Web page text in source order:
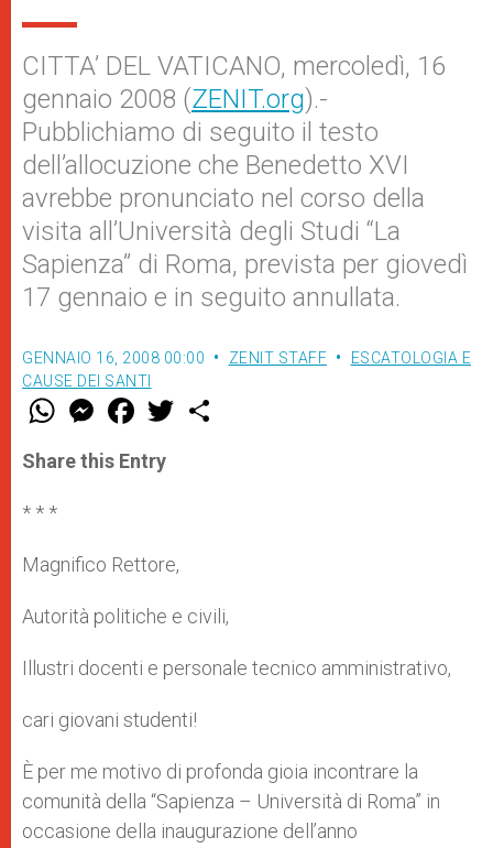
CITTA’ DEL VATICANO, mercoledì, 16
gennaio 2008 (ZENIT.org).-
Pubblichiamo di seguito il testo
dell’allocuzione che Benedetto XVI
avrebbe pronunciato nel corso della
visita all’Università degli Studi “La
Sapienza” di Roma, prevista per giovedì
17 gennaio e in seguito annullata.
GENNAIO 16, 2008 00:00 ZENIT STAFF
ESCATOLOGIA E
CAUSE DEI SANTI
W
t
s
M
e
s
e
F
a
e
b
w
Share this Entry
* * *
Magnifico Rettore,
Autorità politiche e civili,
Illustri docenti e personale tecnico amministrativo,
cari giovani studenti!
È per me motivo di profonda gioia incontrare la
comunità della “Sapienza – Università di Roma” in
occasione della inaugurazione dell’anno